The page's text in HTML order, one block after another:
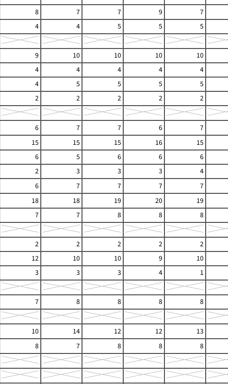
8 7 7 9
7
4 4 5 5
5
9 10 10 10
10
4 4 4 4
4
4 5 5 5
5
2 2 2 2
2
6 7 7 6
7
15 15 15 16
15
6 5 6 6
6
2 3 3 3
4
6 7 7 7
7
18 18 19 20
19
7 7 8 8
8
2 2 2 2
2
12 10 10 9
10
3 3 3 4
1
7 8 8 8
8
10 14 12 12
13
8 7 8 8
8